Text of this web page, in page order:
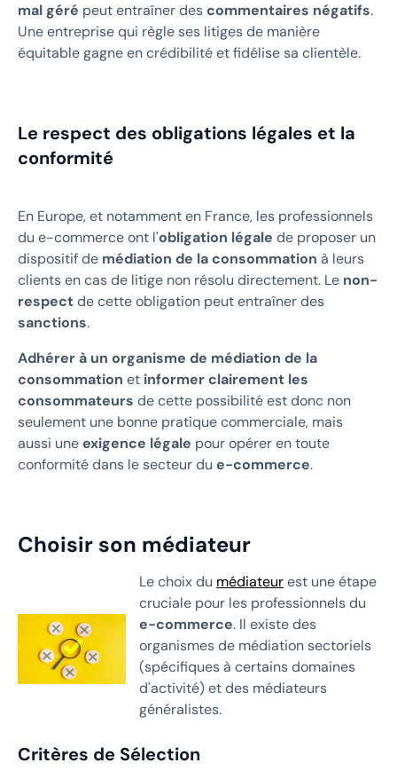
mal géré peut entraîner descommentaires négatifs.
Une entreprise qui règle ses litiges de manière
équitable gagne en crédibilité et fidélise sa clientèle.
Le respect des obligations légales et la
conformité
En Europe, et notamment en France, les professionnels
du e-commerce ont l'obligation légale de proposer un
dispositif de médiation de la consommation à leurs
clients en cas de litige non résolu directement. Le non-
respectde cette obligation peut entraîner des
sanctions.
Adhérer à un organisme de médiation de la
consommation et informer clairement les
consommateurs de cette possibilité est donc non
seulement une bonne pratique commerciale, mais
aussi uneexigence légale pour opérer en toute
conformité dans le secteur du e-commerce.
Choisir son médiateur
Le choix du médiateurest une étape
cruciale pour les professionnels du
e-commerce. Il existe des
organismes de médiation sectoriels
(spécifiques à certains domaines
d'activité) et des médiateurs
généralistes.
Critères de Sélection